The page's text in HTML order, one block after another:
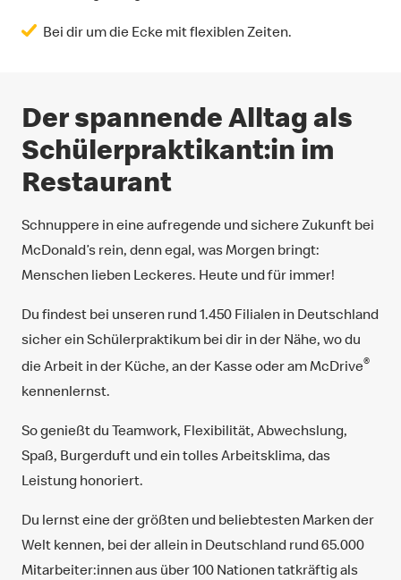
Bei dir um die Ecke mit flexiblen Zeiten.
Der spannende Alltag als
Schülerpraktikant:in im
Restaurant
Schnuppere in eine aufregende und sichere Zukunft bei
McDonald’s rein, denn egal, was Morgen bringt:
Menschen lieben Leckeres. Heute und für immer!
Du findest bei unseren rund 1.450 Filialen in Deutschland
sicher ein Schülerpraktikum bei dir in der Nähe, wo du
die Arbeit in der Küche, an der Kasse oder am McDrive®
kennenlernst.
So genießt du Teamwork, Flexibilität, Abwechslung,
Spaß, Burgerduft und ein tolles Arbeitsklima, das
Leistung honoriert.
Du lernst eine der größten und beliebtesten Marken der
Welt kennen, bei der allein in Deutschland rund 65.000
Mitarbeiter:innen aus über 100 Nationen tatkräftig als